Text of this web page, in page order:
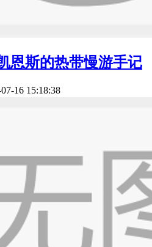
恩斯的热带慢游手记
16 15:18:38